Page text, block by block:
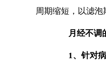
周期缩短，以滤泡
月经不调
1、针对病